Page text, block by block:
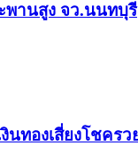
พานสูง​ จว.นนทบุรี
นทอง​เสี่ยงโชค​รว